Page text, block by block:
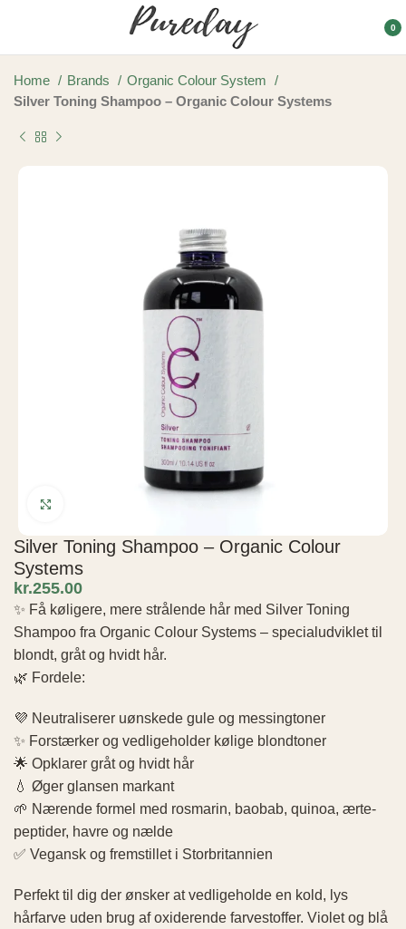
0
Home Brands
Organic Colour System
Silver Toning Shampoo – Organic Colour Systems
Silver Toning Shampoo – Organic Colour
Systems
kr.
✨ Få køligere, mere strålende hår med Silver Toning
Shampoo fra Organic Colour Systems – specialudviklet til
blondt, gråt og hvidt hår.
🌿 Fordele:
💜 Neutraliserer uønskede gule og messingtoner
✨ Forstærker og vedligeholder kølige blondtoner
🌟 Opklarer gråt og hvidt hår
💧 Øger glansen markant
🌱 Nærende formel med rosmarin, baobab, quinoa, ærte-
peptider, havre og nælde
✅ Vegansk og fremstillet i Storbritannien
Perfekt til dig der ønsker at vedligeholde en kold, lys
hårfarve uden brug af oxiderende farvestoffer. Violet og blå